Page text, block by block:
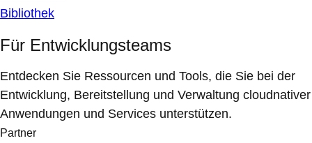
Bibliothek
Für Entwicklungsteams
Entdecken Sie Ressourcen und Tools, die Sie bei der
Entwicklung, Bereitstellung und Verwaltung cloudnativer
Anwendungen und Services unterstützen.
Partner